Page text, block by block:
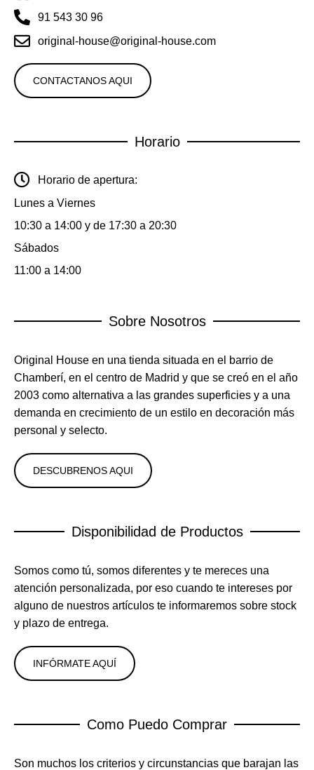
91 543 30 96
original-house@original-house.com
CONTACTANOS AQUI
Horario
Horario de apertura:
Lunes a Viernes
10:30 a 14:00 y de 17:30 a 20:30
Sábados
11:00 a 14:00
Sobre Nosotros
Original House en una tienda situada en el barrio de
Chamberí, en el centro de Madrid y que se creó en el año
2003 como alternativa a las grandes superficies y a una
demanda en crecimiento de un estilo en decoración más
personal y selecto.
DESCUBRENOS AQUI
Disponibilidad de Productos
Somos como tú, somos diferentes y te mereces una
atención personalizada, por eso cuando te intereses por
alguno de nuestros artículos te informaremos sobre stock
y plazo de entrega.
INFÓRMATE AQUÍ
Como Puedo Comprar
Son muchos los criterios y circunstancias que barajan las